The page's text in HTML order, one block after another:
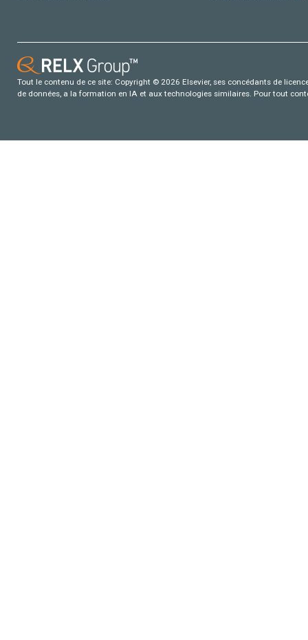
Tout le contenu de ce site: Copyright © 2026 Elsevier, ses concédants de
de données, a la formation en IA et aux technologies similaires. Pour tout